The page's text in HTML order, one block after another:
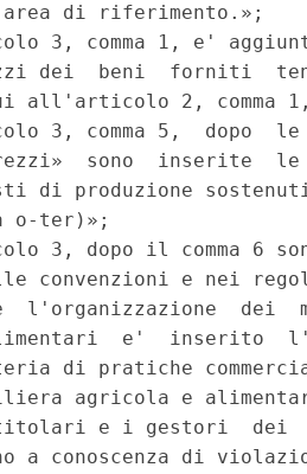
di riferimento.»;
3, comma 1, e'
dei  beni  forniti
all'articolo 2,
3, comma 5,  dopo
sono  inserite
di produzione
o-ter)»;
3, dopo il comma 6
convenzioni e nei
e  l'organizzazione
e'  inserito
di pratiche
agricola e
e i gestori  dei
a conoscenza di